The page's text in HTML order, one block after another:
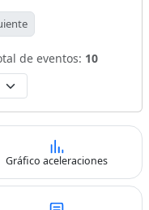
de eventos: 10
Gráfico aceleraciones